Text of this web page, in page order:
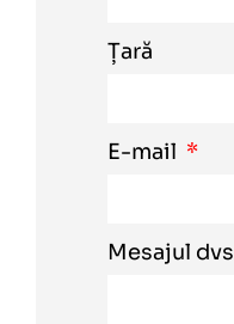
Țară
E-mail
Mesajul dvs